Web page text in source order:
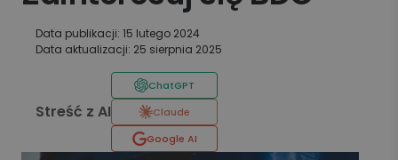
Data publikacji: 15 lutego 2024
Data aktualizacji: 25 sierpnia 2025
Streść z AI
ChatGPT
Claude
Google AI